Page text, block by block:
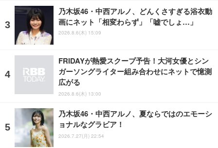
乃木坂46・中西アルノ、どんくさすぎる浴衣動
画にネット「相変わらず」「嘘でしょ…」
2026.8.6(木) 15:09
FRIDAYが熱愛スクープ予告！大河女優とシン
ガーソングライター組み合わせにネットで憶測
広がる
2026.8.6(木) 13:00
乃木坂46・中西アルノ、夏ならではのエモーシ
ョナルなグラビア！
2026.7.27(月) 22:54